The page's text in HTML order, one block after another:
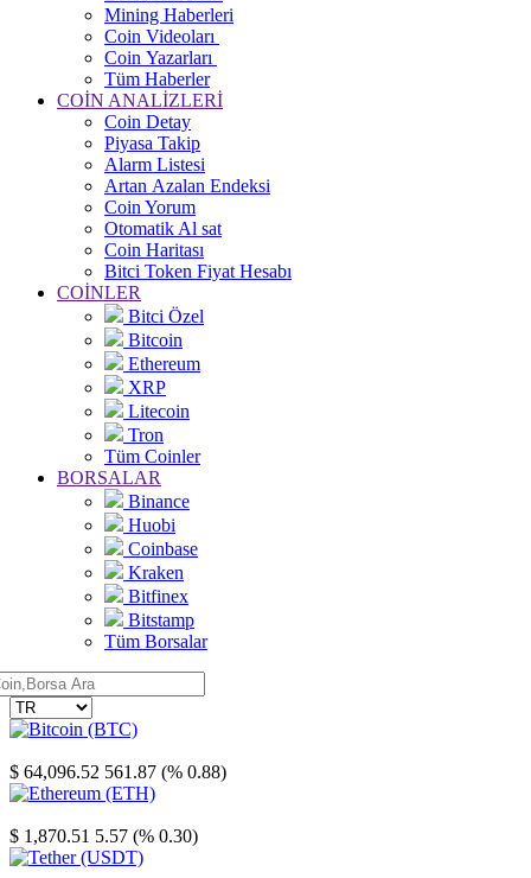
Mining Haberleri
Coin Videoları
Coin Yazarları
Tüm Haberler
COİN ANALİZLERİ
Coin Detay
Piyasa Takip
Alarm Listesi
Artan Azalan Endeksi
Coin Yorum
Otomatik Al sat
Coin Haritası
Bitci Token Fiyat Hesabı
COİNLER
Bitci Özel
Bitcoin
Ethereum
XRP
Litecoin
Tron
Tüm Coinler
BORSALAR
Binance
Huobi
Coinbase
Kraken
Bitfinex
Bitstamp
Tüm Borsalar
$ 64,096.52 561.87 (% 0.88)
$ 1,870.51 5.57 (% 0.30)